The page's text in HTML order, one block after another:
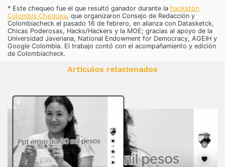
* Este chequeo fue el que resultó ganador durante la hackatón
Colombia Chequea, que organizaron Consejo de Redacción y
Colombiacheck el pasado 16 de febrero, en alianza con Datasketck,
Chicas Poderosas, Hacks/Hackers y la MOE; gracias al apoyo de la
Universidad Javeriana, National Endowment for Democracy, AGEIH y
Google Colombia. El trabajo contó con el acompañamiento y edición
de Colombiacheck.
Artículos relacionados